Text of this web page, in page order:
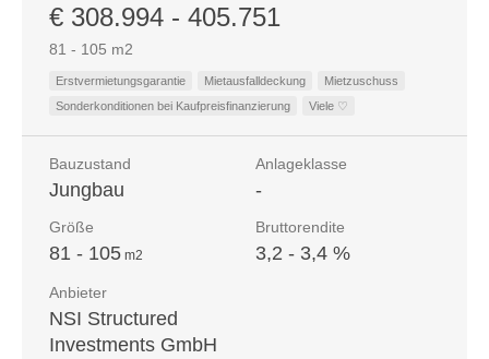
€ 308.994 - 405.751
81 - 105 m2
Erstvermietungsgarantie Mietausfalldeckung
Mietzuschuss
Sonderkonditionen bei Kaufpreisfinanzierung
Viele ♡
Bauzustand
Jungbau
Anlageklasse
-
Größe
81 - 105 m2
Bruttorendite
3,2 - 3,4 %
Anbieter
NSI Structured
Investments GmbH